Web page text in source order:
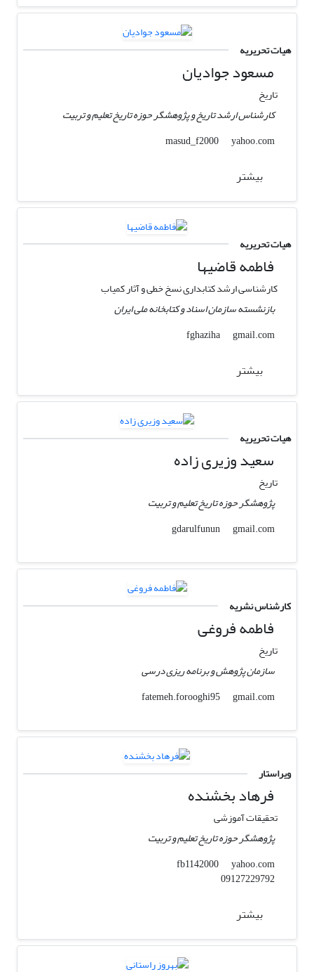
هیات تحریریه
مسعود جوادیان
تاریخ
کارشناس ارشد تاریخ و پژوهشگر حوزه تاریخ تعلیم و تربیت
masud_f2000
yahoo.com
بیشتر
هیات تحریریه
فاطمه قاضیها
کارشناسی ارشد کتابداری نسخ خطی و آثار کمیاب
بازنشسته سازمان اسناد و کتابخانه ملی ایران
fghaziha
gmail.com
بیشتر
هیات تحریریه
سعید وزیری زاده
تاریخ
پژوهشگر حوزه تاریخ تعلیم و تربیت
gdarulfunun
gmail.com
کارشناس نشریه
فاطمه فروغی
تاریخ
سازمان پژوهش و برنامه ریزی درسی
fatemeh.forooghi95
gmail.com
ویراستار
فرهاد بخشنده
تحقیقات آموزشی
پژوهشگر حوزه تاریخ تعلیم و تربیت
fb1142000
yahoo.com
09127229792
بیشتر